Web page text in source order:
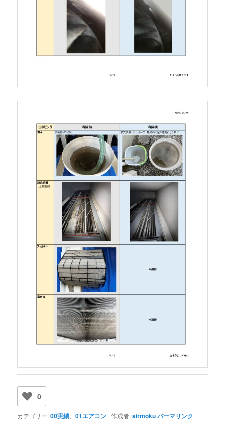
0
カテゴリー:00実績 、01エアコン 作成者:airmokuパーマリンク